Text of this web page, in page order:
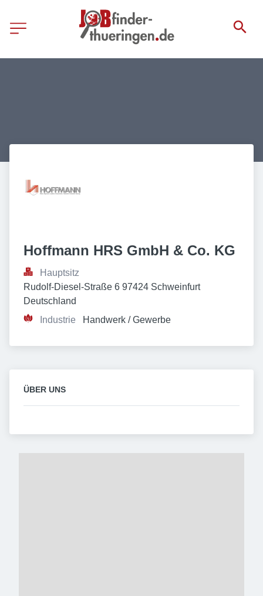
Hoffmann HRS GmbH & Co. KG
Hauptsitz
Rudolf-Diesel-Straße 6 97424 Schweinfurt
Deutschland
Industrie
Handwerk / Gewerbe
ÜBER UNS